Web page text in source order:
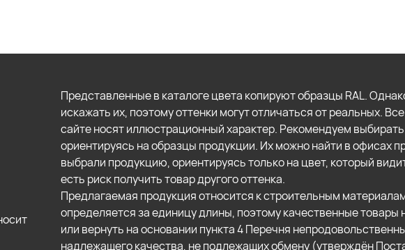
Представленные в каталоге цвета копируют образцы RAL.
искажать их, поэтому оттенки могут отличаться от реальных.
сайте носят иллюстрационный характер. Рекомендуем
ориентируясь на образцы продукции. Их можно найти в офисах
выбрали продукцию, ориентируясь только на цвет, который
есть риск получить товар другого оттенка.
Предлагаемая продукция относится к строительным
определяется за единицу длины, поэтому качественные товары
или вернуть на основании пункта 4 Перечня
надлежащего качества, не подлежащих обмену (утверждён